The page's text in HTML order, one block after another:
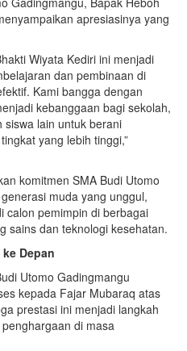
apresiasinya yang
Wiyata Kediri ini menjadi
dan pembinaan di
Kami bangga dengan
kebanggaan bagi sekolah,
siswa lain untuk berani
yang lebih tinggi,”
komitmen SMA Budi Utomo
muda yang unggul,
calon pemimpin di berbagai
sains dan teknologi kesehatan.
Depan
Utomo Gadingmangu
kepada Fajar Mubaraq atas
prestasi ini menjadi langkah
di masa